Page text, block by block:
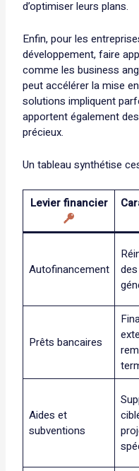
d’optimiser leurs plans.
Enfin, pour les
développement, faire
comme les business
peut accélérer la mise
solutions impliquent
apportent également
précieux.
Un tableau synthétise
Levier financier
Autofinancement
Prêts bancaires
Aides et
subventions